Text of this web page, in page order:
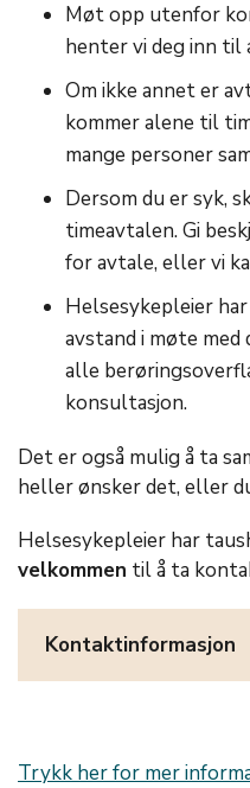
Møt opp utenfor
henter vi deg inn
Om ikke annet er
kommer alene til
mange personer
Dersom du er syk,
timeavtalen. Gi
for avtale, eller vi
Helsesykepleier
avstand i møte
alle
konsultasjon.
Det er også mulig å ta
heller ønsker det, eller
Helsesykepleier har
velkommen til å ta
Kontaktinformasjon
Trykk her for mer